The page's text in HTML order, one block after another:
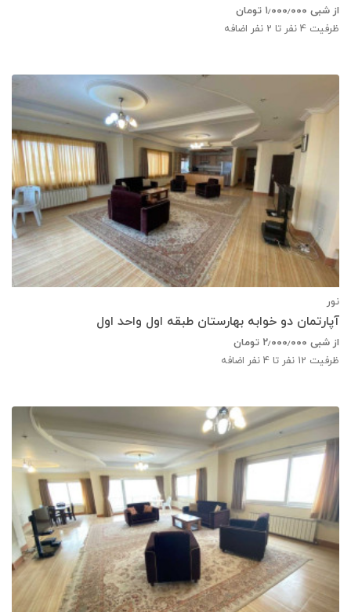
از شبی ۱٫۰۰۰٫۰۰۰ تومان
ظرفیت 4 نفر تا 2 نفر اضافه
نور
آپارتمان دو خوابه بهارستان طبقه اول واحد اول
از شبی ۲٫۰۰۰٫۰۰۰ تومان
ظرفیت 12 نفر تا 4 نفر اضافه